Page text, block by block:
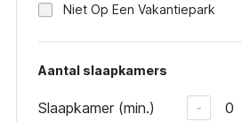
Niet Op Een Vakantiepark
Aantal slaapkamers
Slaapkamer (min.) - 0